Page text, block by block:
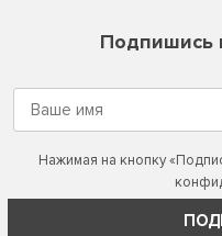
Подпишись
Нажимая на кнопку